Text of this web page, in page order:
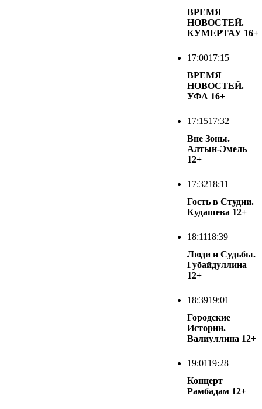
ВРЕМЯ
НОВОСТЕЙ.
КУМЕРТАУ 16+
17:0017:15
ВРЕМЯ
НОВОСТЕЙ.
УФА 16+
17:1517:32
Вне Зоны.
Алтын-Эмель
12+
17:3218:11
Гость в Студии.
Кудашева 12+
18:1118:39
Люди и Судьбы.
Губайдуллина
12+
18:3919:01
Городские
Истории.
Валиуллина 12+
19:0119:28
Концерт
Рамбадам 12+